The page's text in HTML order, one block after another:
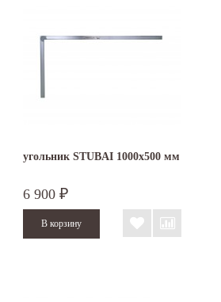
угольник STUBAI 1000х500 мм
6 900 ₽